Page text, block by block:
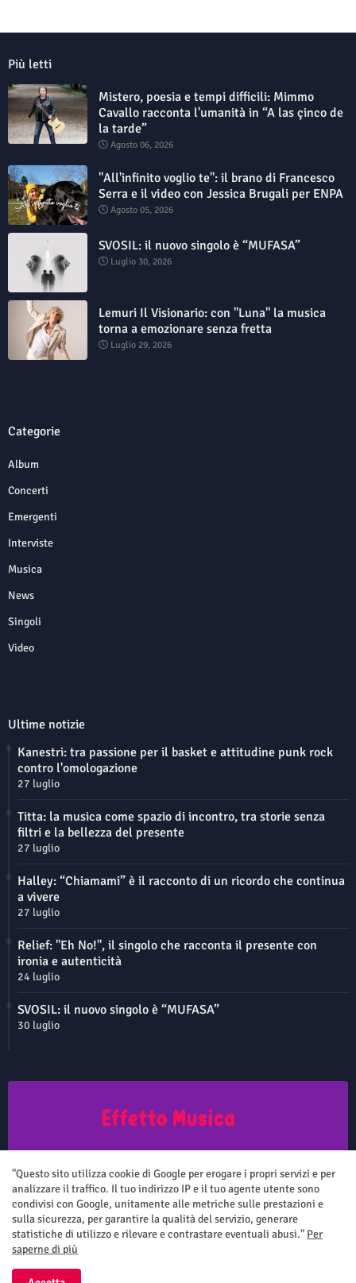
Più letti
Mistero, poesia e tempi difficili: Mimmo
Cavallo racconta l'umanità in “A las çinco de
la tarde”
Agosto 06, 2026
"All'infinito voglio te": il brano di Francesco
Serra e il video con Jessica Brugali per ENPA
Agosto 05, 2026
SVOSIL: il nuovo singolo è “MUFASA”
Luglio 30, 2026
Lemuri Il Visionario: con "Luna" la musica
torna a emozionare senza fretta
Luglio 29, 2026
Categorie
Album
Concerti
Emergenti
Interviste
Musica
News
Singoli
Video
Ultime notizie
Kanestri: tra passione per il basket e attitudine punk rock
contro l'omologazione
27 luglio
Titta: la musica come spazio di incontro, tra storie senza
filtri e la bellezza del presente
27 luglio
Halley: “Chiamami” è il racconto di un ricordo che continua
a vivere
27 luglio
Relief: "Eh No!", il singolo che racconta il presente con
ironia e autenticità
24 luglio
SVOSIL: il nuovo singolo è “MUFASA”
30 luglio
aggiornato senza nessuna periodicità. Non può pertanto considerarsi
un prodotto editoriale ai sensi della legge n.62 del 7.03.2001
Home
"Questo sito utilizza cookie di Google per erogare i propri servizi e per
analizzare il traffico. Il tuo indirizzo IP e il tuo agente utente sono
condivisi con Google, unitamente alle metriche sulle prestazioni e
sulla sicurezza, per garantire la qualità del servizio, generare
statistiche di utilizzo e rilevare e contrastare eventuali abusi." Per
saperne di più